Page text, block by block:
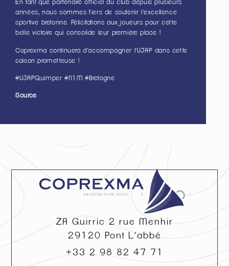
En tant que partenaire officiel du club depuis plusieurs
années, nous sommes fiers de soutenir l’excellence
sportive bretonne. Félicitations aux joueurs pour cette
belle victoire qui consolide leur première place !
Coprexma continuera d’accompagner l’UJAP dans cette
saison prometteuse !
#UJAPQuimper #N1M #Bretagne
Source
ZA Guirric 2 rue Menhir
29120
Pont L’abbé
+33 2 98 82 47 71